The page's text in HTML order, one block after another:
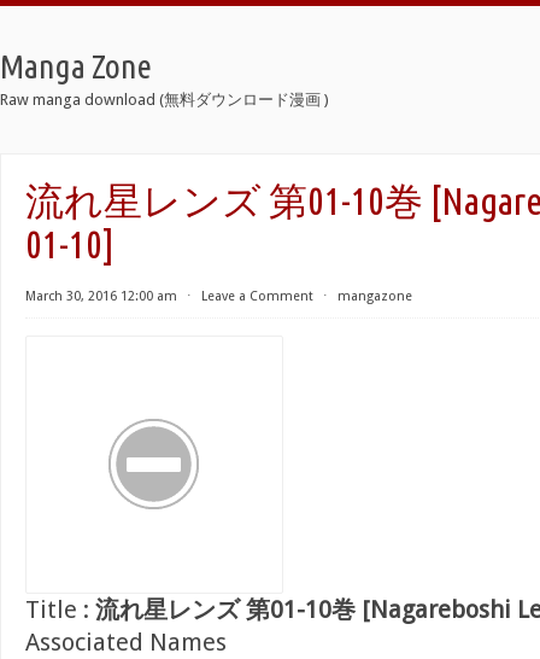
Manga Zone
Raw manga download (無料ダウンロード漫画 )
流れ星レンズ 第01-10巻
01-10]
March 30, 2016 12:00 am ⋅ Leave a Comment ⋅ mangazone
Title : 流れ星レンズ 第01-10巻 [Nagareboshi
Associated Names